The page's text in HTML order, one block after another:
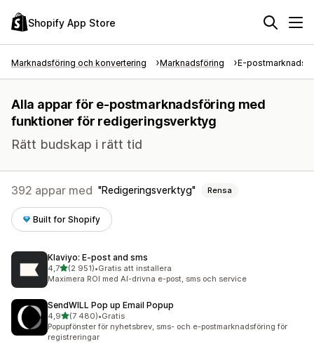
Shopify App Store
Marknadsföring och konvertering Marknadsföring E-
Alla appar för e-postmarknadsföring med
funktioner för redigeringsverktyg
Rätt budskap i rätt tid
392 appar med Redigeringsverktyg Rensa
Built for Shopify
Klaviyo: E‑post and sms
4,7av 5 stjärnor
(2 951)
2951 recensioner totalt
•Gratis att installera
Maximera ROI med AI-drivna e-post, sms och service
SendWILL Pop up Email Popup
4,9av 5 stjärnor
(7 480)
7480 recensioner totalt
•Gratis
Popupfönster för nyhetsbrev, sms- och e-postmarknadsföring för
registreringar